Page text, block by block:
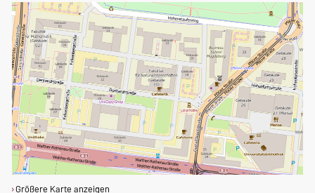
Größere Karte anzeigen